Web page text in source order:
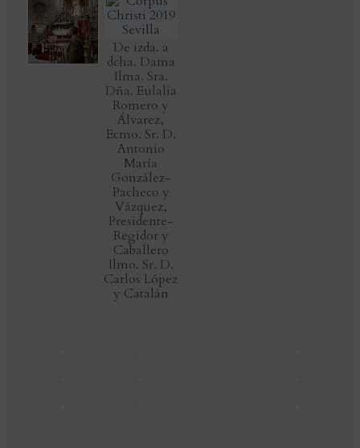
De izda. a
dcha. Dama
Ilma. Sra.
Dña. Eulalia
Romero y
Álvarez,
Ecmo. Sr. D.
Antonio
María
González-
Pacheco y
Vázquez,
Presidente-
Regidor y
Caballero
Ilmo. Sr. D.
Carlos López
y Catalán